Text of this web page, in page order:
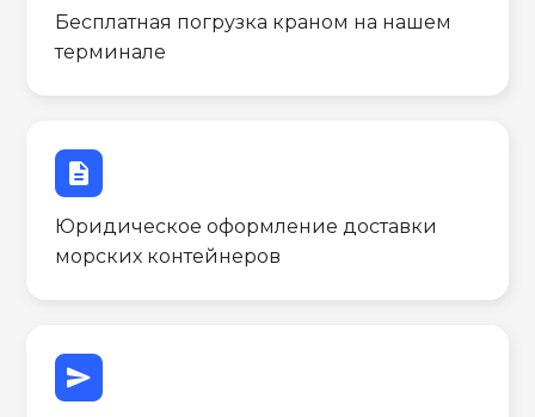
Бесплатная погрузка краном на нашем
терминале
description
Юридическое оформление доставки
морских контейнеров
send